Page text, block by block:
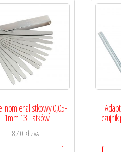
listkowy 0,05-
1mm 13 Listków
8,40 zł z VAT